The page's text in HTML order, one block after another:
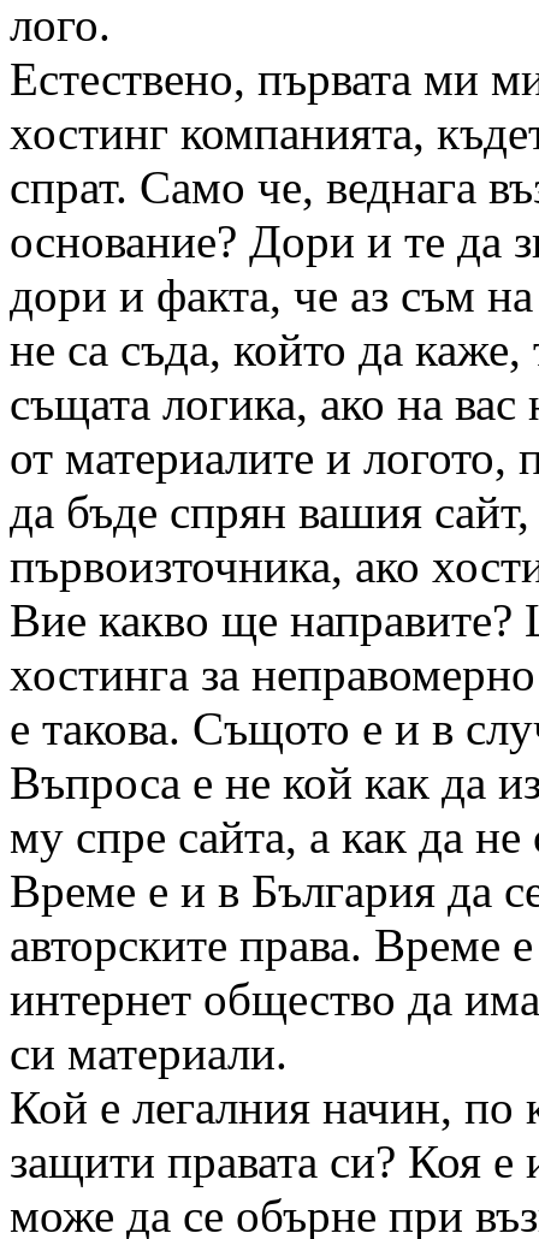
лого.
Естествено, първата ми
хостинг компанията,
спрат. Само че, веднага
основание? Дори и те да
дори и факта, че аз съм
не са съда, който да
същата логика, ако на
от материалите и логото,
да бъде спрян вашия
първоизточника, ако
Вие какво ще направите?
хостинга за
е такова. Същото е и в
Въпроса е не кой как да
му спре сайта, а как да
Време е и в България да
авторските права. Време
интернет общество да
си материали.
Кой е легалния начин, по
защити правата си? Коя е
може да се обърне при